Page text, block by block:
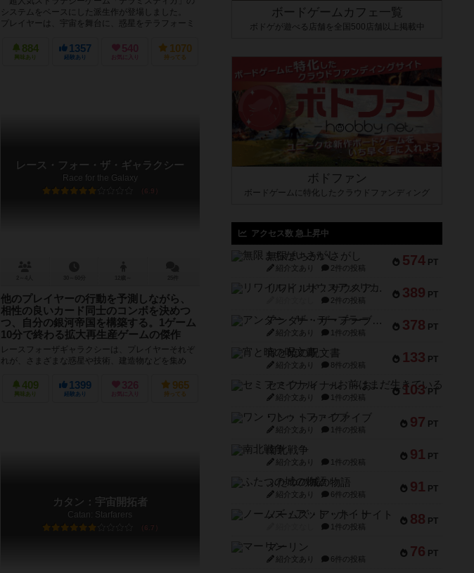
システムをベースにした派生作が登場しました。
プレイヤーは、宇宙を舞台に、惑星をテラフォーミ
884
興味あり
1357
経験あり
540
お気に入り
1070
持ってる
レース・フォー・ザ・ギャラクシー
Race for the Galaxy
6.9
他のプレイヤーの行動を予測しながら、
相性の良いカード同士のコンボを決めつ
つ、自分の銀河帝国を構築する。1ゲーム
10分で終わる拡大再生産ゲームの傑作
レースフォーザギャラクシーは、プレイヤーそれぞ
れが、さまざまな惑星や技術、建造物などを集め
に発売されたゲームですが、まったく古...
409
興味あり
1399
経験あり
326
お気に入り
965
持ってる
カタン：宇宙開拓者
Catan: Starfarers
6.7
ボードゲームカフェ一覧
ボドゲが遊べる店舗を全国500店舗以上掲載中
ボドファン
ボードゲームに特化したクラウドファンディング
アクセス数 急上昇中
574 PT
無限まちがいさがし
紹介文あり 2件の投稿
389 PT
リワイルド：サウスアメリカ
2件の投稿
378 PT
アンダー・ザ・テーブラー
紹介文あり 1件の投稿
133 PT
宵と暁の呪文書
紹介文あり 8件の投稿
103 PT
セミファイナル ～お前はまだ生きている～
紹介文あり 1件の投稿
97 PT
ワン・トゥ・ファイブ
紹介文あり 1件の投稿
91 PT
南北戦争
紹介文あり 1件の投稿
91 PT
ふたつの城の物語
紹介文あり 6件の投稿
88 PT
ノームズ・アット・ナイト
1件の投稿
76 PT
マーリン
紹介文あり 6件の投稿